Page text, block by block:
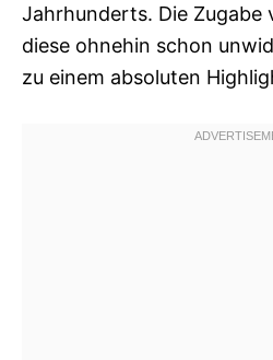
Jahrhunderts. Die Zugabe
diese ohnehin schon
zu einem absoluten